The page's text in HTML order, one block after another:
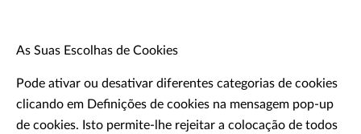
As Suas Escolhas de Cookies
Pode ativar ou desativar diferentes categorias de cookies
clicando em Definições de cookies na mensagem pop-up
de cookies. Isto permite-lhe rejeitar a colocação de todos